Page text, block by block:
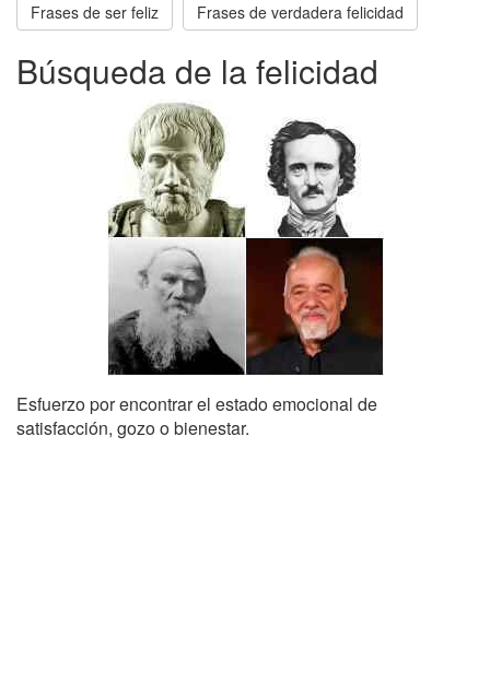
Frases de ser feliz Frases de verdadera felicidad
Búsqueda de la felicidad
Esfuerzo por encontrar el estado emocional de
satisfacción, gozo o bienestar.